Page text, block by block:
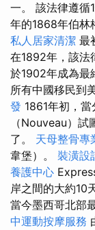
一。 該法律遵循
年的1868年伯林
私人居家清潔 最
在1892年，該法
於1902年成為最
所有中國移民到
發 1861年初，
（Nouveau）
了。 天母整骨專
韋堡）。 裝潢設
養護中心
岸之間的大約10
當今墨西哥北部
中運動按摩服務